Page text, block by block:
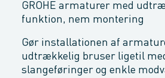
GROHE armaturer med
funktion, nem montering
Gør installationen af
udtrækkelig bruser ligetil
slangeføringer og enkle